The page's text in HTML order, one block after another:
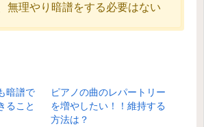
無理やり暗譜をする必要はない
暗譜で
ること
ピアノの曲のレパートリー
を増やしたい！！維持する
方法は？